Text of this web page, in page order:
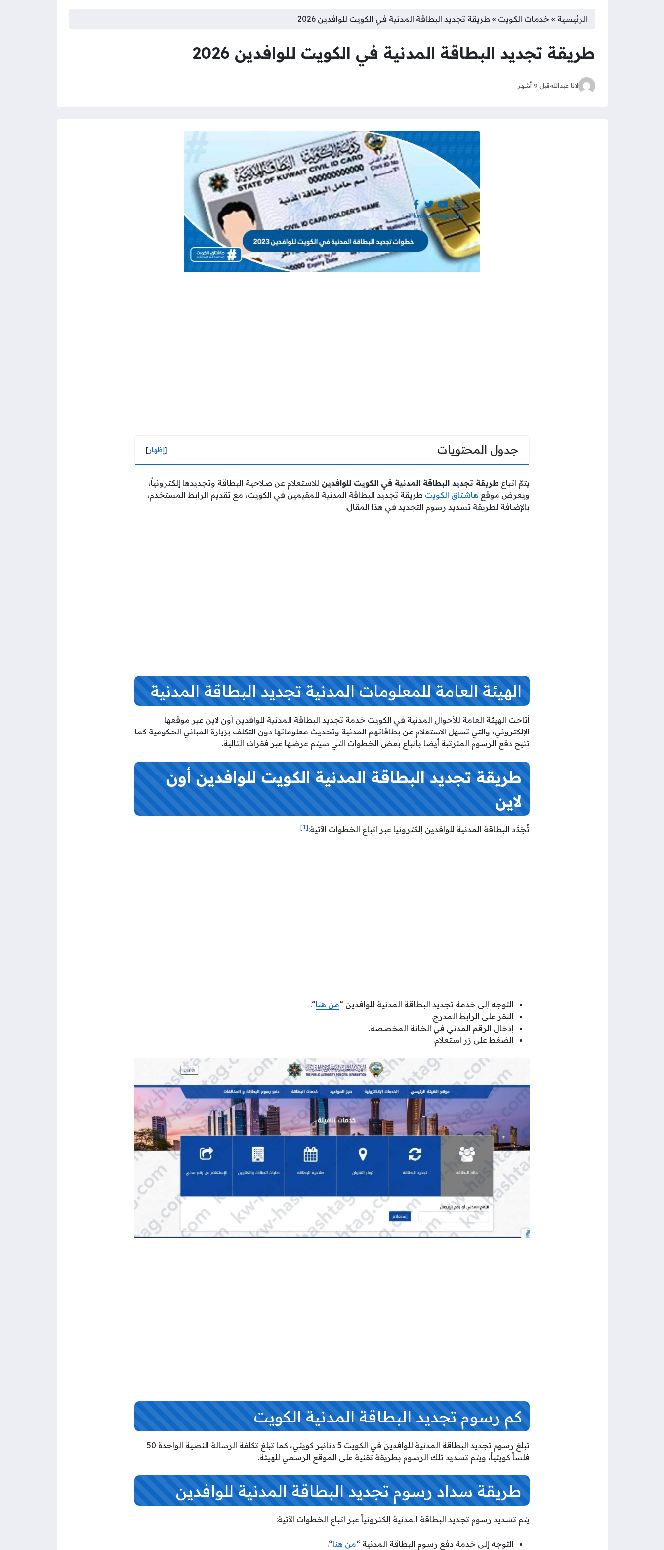
الرئيسية » خدمات الكويت » طريقة تجديد البطاقة المدنية في الكويت للوافدين 2026
طريقة تجديد البطاقة المدنية في الكويت للوافدين 2026
لانا عبداللهقبل 9 أشهر
جدول المحتويات [إظهار]
يتمّ اتباع طريقة تجديد البطاقة المدنية في الكويت للوافدين للاستعلام عن صلاحية البطاقة وتجديدها إلكترونياً،
ويعرض موقع هاشتاق الكويت طريقة تجديد البطاقة المدنية للمقيمين في الكويت، مع تقديم الرابط المستخدم،
بالإضافة لطريقة تسديد رسوم التجديد في هذا المقال.
الهيئة العامة للمعلومات المدنية تجديد البطاقة المدنية
أتاحت الهيئة العامة للأحوال المدنية في الكويت خدمة تجديد البطاقة المدنية للوافدين أون لاين عبر موقعها
الإلكتروني، والتي تسهل الاستعلام عن بطاقاتهم المدنية وتحديث معلوماتها دون التكلف بزيارة المباني الحكومية كما
تتيح دفع الرسوم المترتبة أيضا باتباع بعض الخطوات التي سيتم عرضها عبر فقرات التالية.
طريقة تجديد البطاقة المدنية الكويت للوافدين أون
لاين
تُجَدَّد البطاقة المدنية للوافدين إلكترونيا عبر اتباع الخطوات الآتية:[1]
التوجه إلى خدمة تجديد البطاقة المدنية للوافدين “من هنا“.
النقر على الرابط المدرج.
إدخال الرقم المدني في الخانة المخصصة.
الضغط على زر استعلام.
كم رسوم تجديد البطاقة المدنية الكويت
تبلغ رسوم تجديد البطاقة المدنية للوافدين في الكويت 5 دنانير كويتي، كما تبلغ تكلفة الرسالة النصية الواحدة 50
فلساً كويتياً، ويتم تسديد تلك الرسوم بطريقة تقنية على الموقع الرسمي للهيئة.
طريقة سداد رسوم تجديد البطاقة المدنية للوافدين
يتم تسديد رسوم تجديد البطاقة المدنية إلكترونياً عبر اتباع الخطوات الآتية:
التوجه إلى خدمة دفع رسوم البطاقة المدنية “من هنا“.